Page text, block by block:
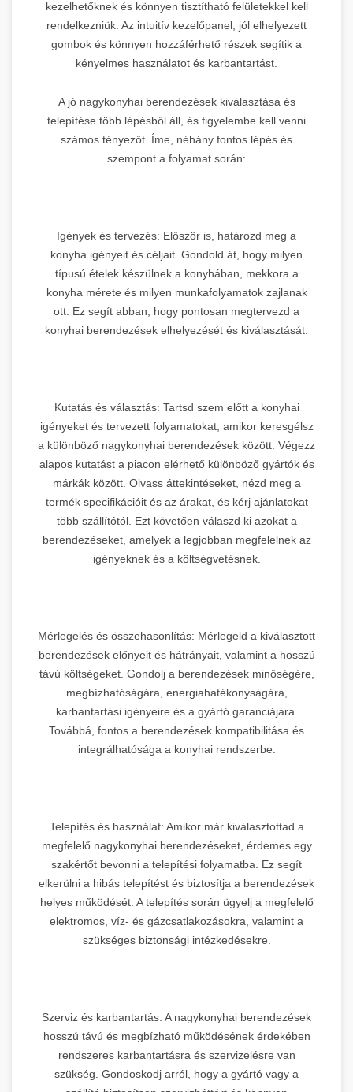
kezelhetőknek és könnyen tisztítható felületekkel kell
rendelkezniük. Az intuitív kezelőpanel, jól elhelyezett
gombok és könnyen hozzáférhető részek segítik a
kényelmes használatot és karbantartást.
A jó nagykonyhai berendezések kiválasztása és
telepítése több lépésből áll, és figyelembe kell venni
számos tényezőt. Íme, néhány fontos lépés és
szempont a folyamat során:
Igények és tervezés: Először is, határozd meg a
konyha igényeit és céljait. Gondold át, hogy milyen
típusú ételek készülnek a konyhában, mekkora a
konyha mérete és milyen munkafolyamatok zajlanak
ott. Ez segít abban, hogy pontosan megtervezd a
konyhai berendezések elhelyezését és kiválasztását.
Kutatás és választás: Tartsd szem előtt a konyhai
igényeket és tervezett folyamatokat, amikor keresgélsz
a különböző nagykonyhai berendezések között. Végezz
alapos kutatást a piacon elérhető különböző gyártók és
márkák között. Olvass áttekintéseket, nézd meg a
termék specifikációit és az árakat, és kérj ajánlatokat
több szállítótól. Ezt követően válaszd ki azokat a
berendezéseket, amelyek a legjobban megfelelnek az
igényeknek és a költségvetésnek.
Mérlegelés és összehasonlítás: Mérlegeld a kiválasztott
berendezések előnyeit és hátrányait, valamint a hosszú
távú költségeket. Gondolj a berendezések minőségére,
megbízhatóságára, energiahatékonyságára,
karbantartási igényeire és a gyártó garanciájára.
Továbbá, fontos a berendezések kompatibilitása és
integrálhatósága a konyhai rendszerbe.
Telepítés és használat: Amikor már kiválasztottad a
megfelelő nagykonyhai berendezéseket, érdemes egy
szakértőt bevonni a telepítési folyamatba. Ez segít
elkerülni a hibás telepítést és biztosítja a berendezések
helyes működését. A telepítés során ügyelj a megfelelő
elektromos, víz- és gázcsatlakozásokra, valamint a
szükséges biztonsági intézkedésekre.
Szerviz és karbantartás: A nagykonyhai berendezések
hosszú távú és megbízható működésének érdekében
rendszeres karbantartásra és szervizelésre van
szükség. Gondoskodj arról, hogy a gyártó vagy a